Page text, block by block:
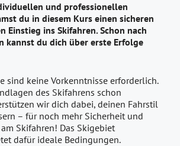
und professionellen
du in diesem Kurs einen sicheren
Einstieg ins Skifahren. Schon nach
kannst du dich über erste Erfolge
sind keine Vorkenntnisse erforderlich.
des Skifahrens schon
wir dich dabei, deinen Fahrstil
– für noch mehr Sicherheit und
Skifahren! Das Skigebiet
dafür ideale Bedingungen.